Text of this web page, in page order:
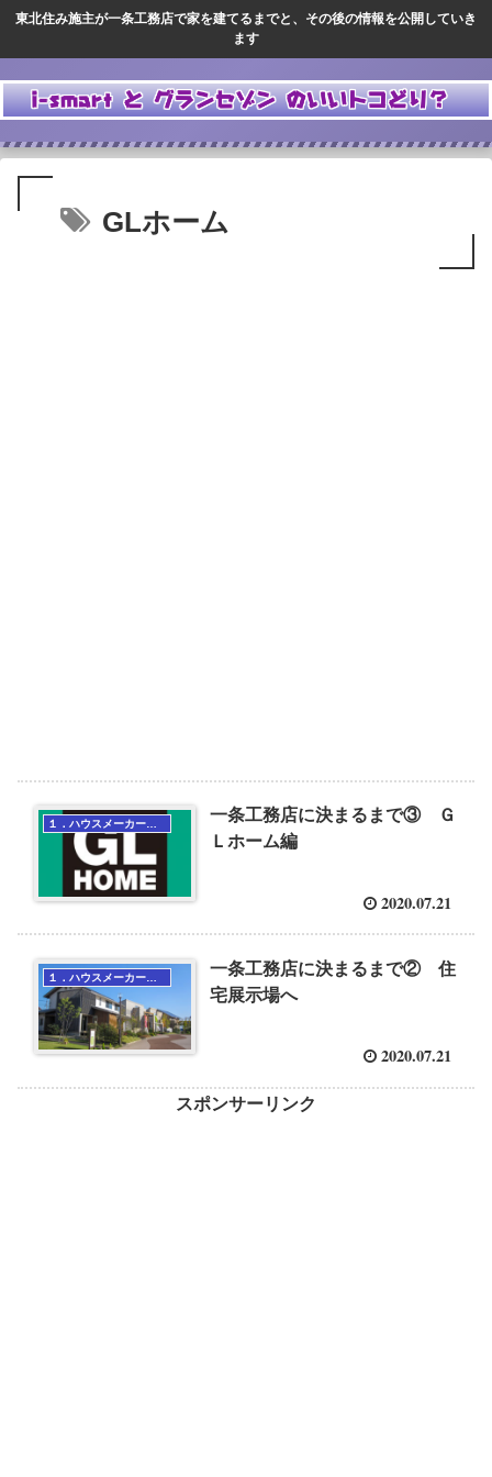
東北住み施主が一条工務店で家を建てるまでと、その後の情報を公開していき
ます
GLホーム
１．ハウスメーカー選び
一条工務店に決まるまで③ Ｇ
Ｌホーム編
2020.07.21
１．ハウスメーカー選び
一条工務店に決まるまで② 住
宅展示場へ
2020.07.21
スポンサーリンク